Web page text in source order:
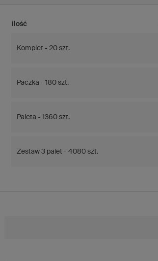
ilość
Komplet - 20 szt.
Paczka - 180 szt.
Paleta - 1360 szt.
Zestaw 3 palet - 4080 szt.